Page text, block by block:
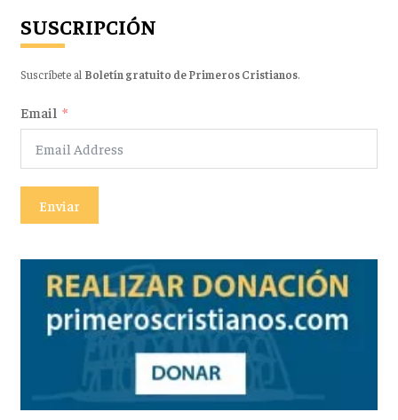
SUSCRIPCIÓN
Suscríbete al Boletín gratuito de Primeros Cristianos.
Email
Enviar